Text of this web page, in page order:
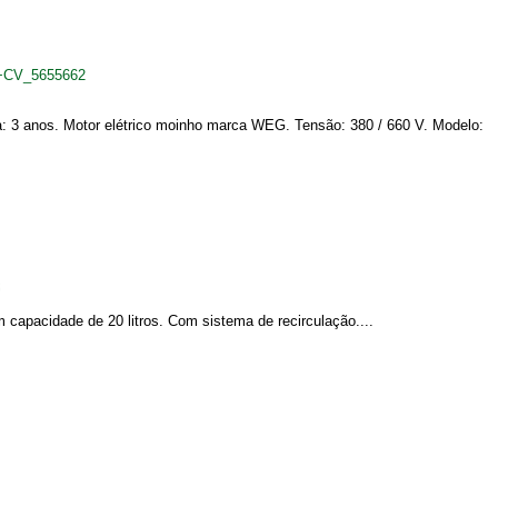
anos. Motor elétrico moinho marca WEG. Tensão: 380 / 660 V. Modelo:
capacidade de 20 litros. Com sistema de recirculação....